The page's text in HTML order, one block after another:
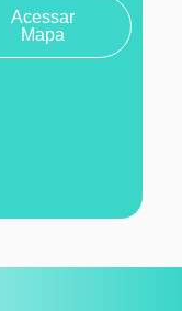
Acessar
Mapa